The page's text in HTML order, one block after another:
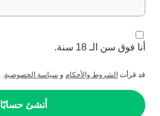
أنا فوق سن الـ 18 سنة.
قد قرأت الشروط والأحكام و سياسة الخصوصية.
أنشئ حسابًا